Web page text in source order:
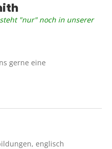
"nur" noch in unserer
gerne eine
englisch